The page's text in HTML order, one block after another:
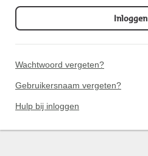
Inloggen
Wachtwoord vergeten?
Gebruikersnaam vergeten?
Hulp bij inloggen